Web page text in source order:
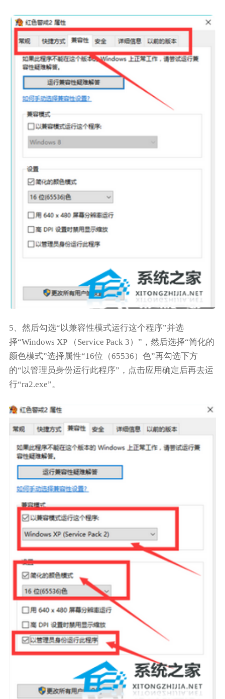
5、然后勾选“以兼容性模式运行这个程序”并选
择“Windows XP （Service Pack 3）”，然后选择“简化的
颜色模式”选择属性“16位（65536）色”再勾选下方
的“以管理员身份运行此程序”，点击应用确定后再去运
行“ra2.exe”。